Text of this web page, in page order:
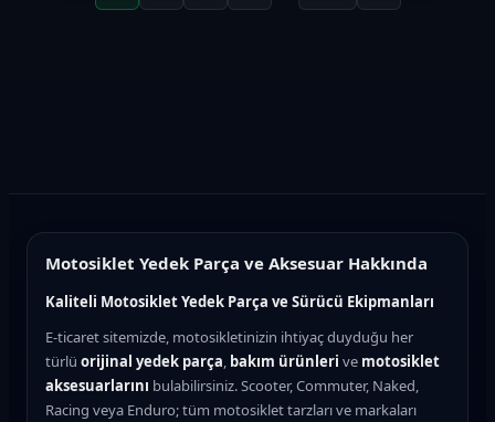
Motosiklet Yedek Parça ve Aksesuar Hakkında
Kaliteli Motosiklet Yedek Parça ve Sürücü Ekipmanları
E-ticaret sitemizde, motosikletinizin ihtiyaç duyduğu her
türlü orijinal yedek parça, bakım ürünleri ve motosiklet
aksesuarlarını bulabilirsiniz. Scooter, Commuter, Naked,
Racing veya Enduro; tüm motosiklet tarzları ve markaları